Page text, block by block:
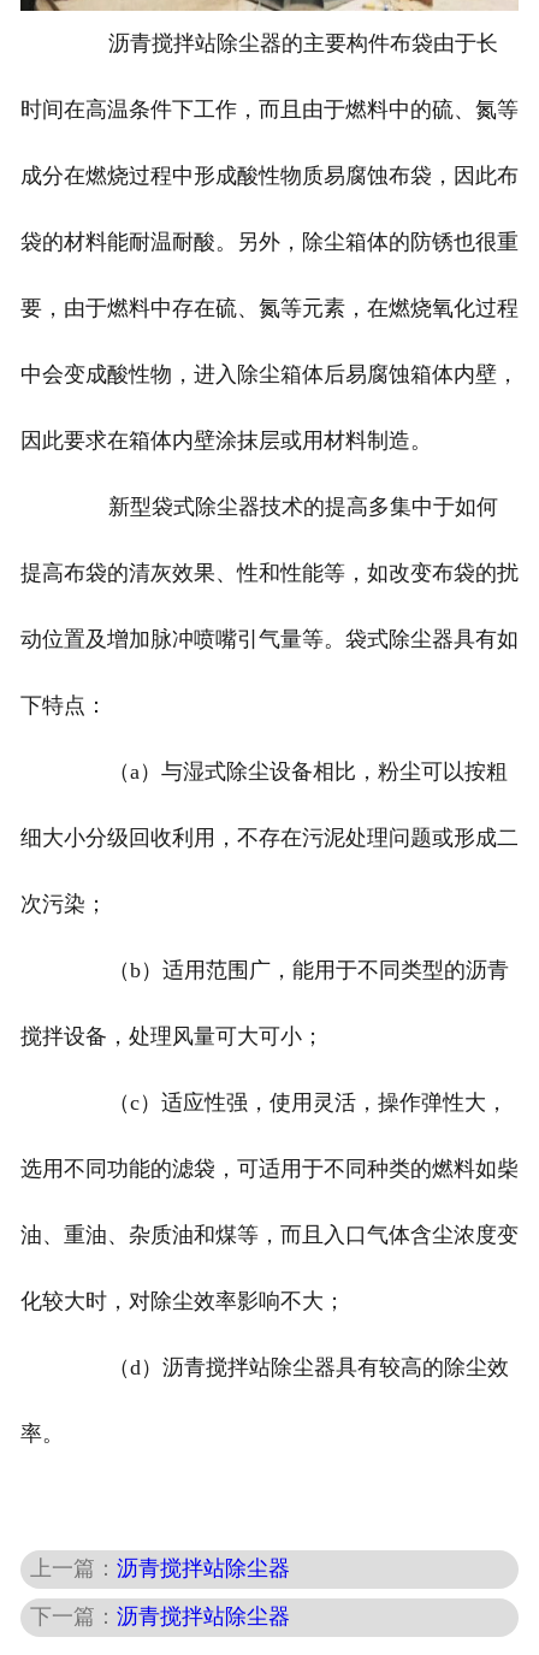
沥青搅拌站除尘器的主要构件布袋由于长
时间在高温条件下工作，而且由于燃料中的硫、氮等
成分在燃烧过程中形成酸性物质易腐蚀布袋，因此布
袋的材料能耐温耐酸。另外，除尘箱体的防锈也很重
要，由于燃料中存在硫、氮等元素，在燃烧氧化过程
中会变成酸性物，进入除尘箱体后易腐蚀箱体内壁，
因此要求在箱体内壁涂抹层或用材料制造。
新型袋式除尘器技术的提高多集中于如何
提高布袋的清灰效果、性和性能等，如改变布袋的扰
动位置及增加脉冲喷嘴引气量等。袋式除尘器具有如
下特点：
（a）与湿式除尘设备相比，粉尘可以按粗
细大小分级回收利用，不存在污泥处理问题或形成二
次污染；
（b）适用范围广，能用于不同类型的沥青
搅拌设备，处理风量可大可小；
（c）适应性强，使用灵活，操作弹性大，
选用不同功能的滤袋，可适用于不同种类的燃料如柴
油、重油、杂质油和煤等，而且入口气体含尘浓度变
化较大时，对除尘效率影响不大；
（d）沥青搅拌站除尘器具有较高的除尘效
率。
上一篇：沥青搅拌站除尘器
下一篇：沥青搅拌站除尘器